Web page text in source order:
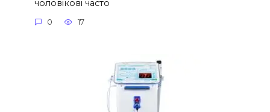
чоловікові часто
0 17